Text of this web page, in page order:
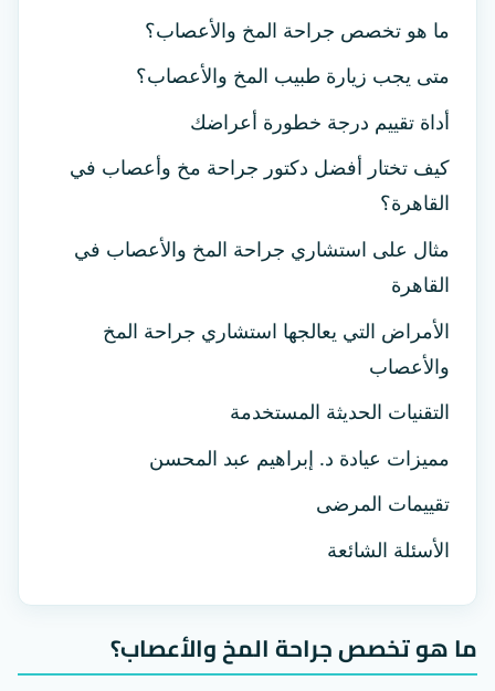
ما هو تخصص جراحة المخ والأعصاب؟
متى يجب زيارة طبيب المخ والأعصاب؟
أداة تقييم درجة خطورة أعراضك
كيف تختار أفضل دكتور جراحة مخ وأعصاب في
القاهرة؟
مثال على استشاري جراحة المخ والأعصاب في
القاهرة
الأمراض التي يعالجها استشاري جراحة المخ
والأعصاب
التقنيات الحديثة المستخدمة
مميزات عيادة د. إبراهيم عبد المحسن
تقييمات المرضى
الأسئلة الشائعة
ما هو تخصص جراحة المخ والأعصاب؟